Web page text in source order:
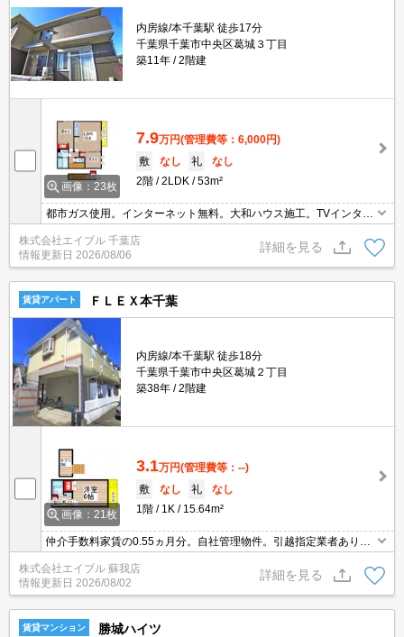
内房線/本千葉駅 徒歩17分
千葉県千葉市中央区葛城３丁目
築11年
2階建
画像：23枚
7.9万円(管理費等：6,000円)
敷
なし 礼
なし
2階
2LDK 53m²
都市ガス使用。インターネット無料。大和ハウス施工。TVインター
ホン付き。一坪バスルーム。追焚給湯。洗髪洗面化粧台。温水洗浄
便座付き。3口システムキッチン。千葉大学へ600m。引越指定業者
あり。
株式会社エイブル 千葉店
情報更新日 2026/08/06
詳細を見る
賃貸アパート ＦＬＥＸ本千葉
内房線/本千葉駅 徒歩18分
千葉県千葉市中央区葛城２丁目
築38年
2階建
画像：21枚
3.1万円(管理費等：--)
敷
なし 礼
なし
1階
1K 15.64m²
仲介手数料家賃の0.55ヵ月分。自社管理物件。引越指定業者あり。
ロフト付き。TVモニター付インターホン。セブンイレブンへ400
m。リブレ京成へ1,500m。上下水道代月4,400円。
株式会社エイブル 蘇我店
情報更新日 2026/08/02
詳細を見る
賃貸マンション 勝城ハイツ